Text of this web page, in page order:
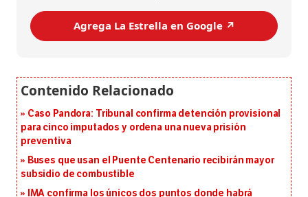
Agrega La Estrella en Google ↗️
Caso Pandora: Tribunal confirma detención provisional
para cinco imputados y ordena una nueva prisión
preventiva
Buses que usan el Puente Centenario recibirán mayor
subsidio de combustible
IMA confirma los únicos dos puntos donde habrá